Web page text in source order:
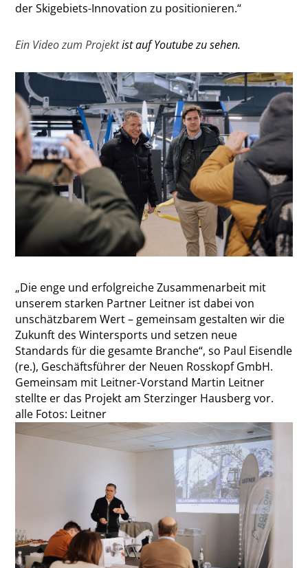
der Skigebiets-Innovation zu positionieren.“
Ein Video zum Projektist auf Youtube zu sehen.
„Die enge und erfolgreiche Zusammenarbeit mit
unserem starken Partner Leitner ist dabei von
unschätzbarem Wert – gemeinsam gestalten wir die
Zukunft des Wintersports und setzen neue
Standards für die gesamte Branche“, so Paul Eisendle
(re.), Geschäftsführer der Neuen Rosskopf GmbH.
Gemeinsam mit Leitner-Vorstand Martin Leitner
stellte er das Projekt am Sterzinger Hausberg vor.
alle Fotos: Leitner